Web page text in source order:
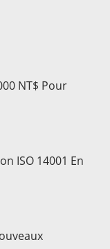
NT$ Pour
ISO 14001 En